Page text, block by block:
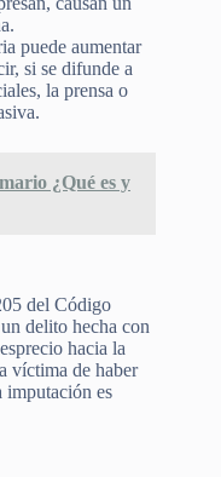
puede aumentar
si se difunde a
la prensa o
¿Qué es y
del Código
delito hecha con
hacia la
víctima de haber
imputación es